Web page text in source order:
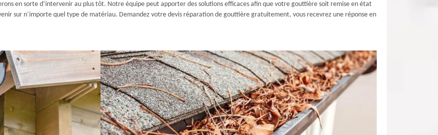
en sorte d’intervenir au plus tôt. Notre équipe peut apporter des solutions efficaces afin que votre gouttière soit remise en état
sur n’importe quel type de matériau. Demandez votre devis réparation de gouttière gratuitement, vous recevrez une réponse en